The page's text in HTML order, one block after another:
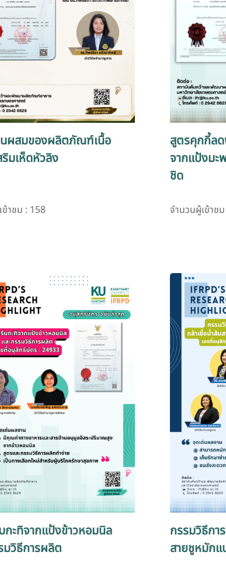
ผสมของผลิตภัณฑ์เนื้อ
ริมเห็ดหัวลิง
าชม : 158
สูตรคุกกี้ลด
จากแป้งมะ
ชิด
จำนวนผู้เข้าช
กะทิจากแป้งข้าวหอมนิล
มวิธีการผลิต
กรรมวิธีกา
สายชูหมัก